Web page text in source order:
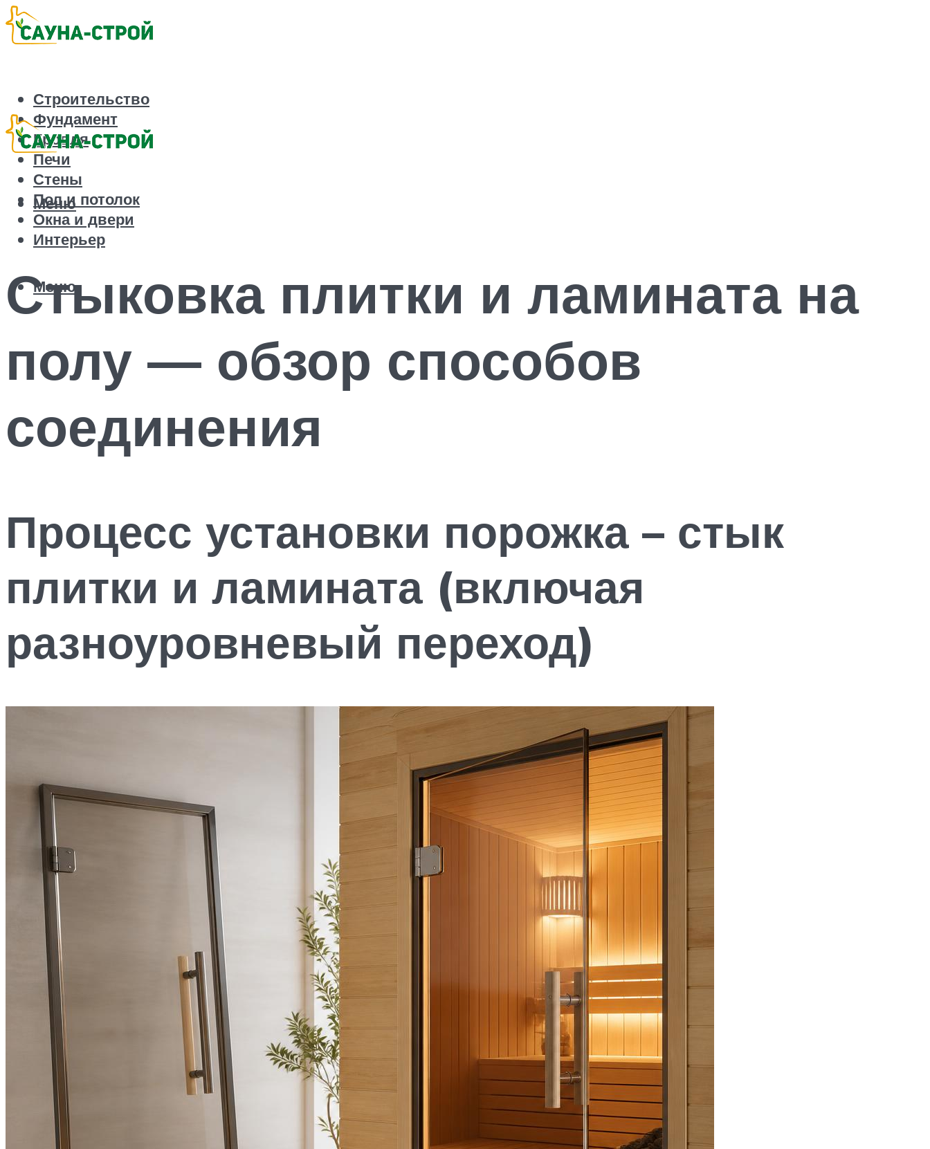
Строительство
Фундамент
Кровля
Печи
Стены
Пол и потолок
Окна и двери
Интерьер
Меню
Меню
Стыковка плитки и ламината на
полу — обзор способов
соединения
Процесс установки порожка – стык
плитки и ламината (включая
разноуровневый переход)